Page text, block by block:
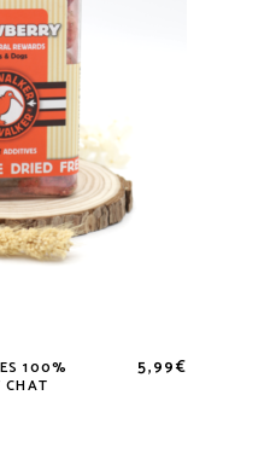
100%
CHAT
5,99€